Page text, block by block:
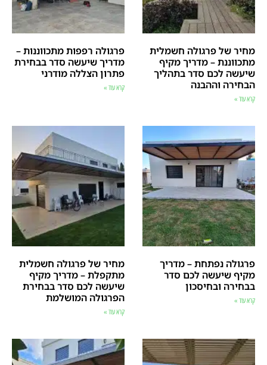
מחיר של פרגולה חשמלית
מתכווננת – מדריך מקיף
שיעשה לכם סדר בתהליך
הבחירה וההבנה
קרא עוד »
פרגולה רפפות מתכווננות –
מדריך שיעשה סדר בבחירת
פתרון הצללה מודרני
קרא עוד »
פרגולה נפתחת – מדריך
מקיף שיעשה לכם סדר
בבחירה ובחיסכון
קרא עוד »
מחיר של פרגולה חשמלית
מתקפלת – מדריך מקיף
שיעשה לכם סדר בבחירת
הפרגולה המושלמת
קרא עוד »